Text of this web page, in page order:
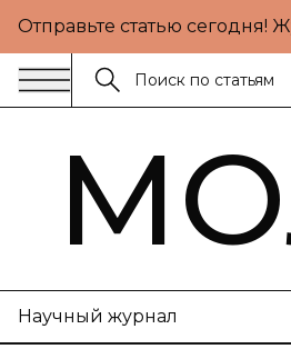
Отправьте статью сегодня!
Научный журнал